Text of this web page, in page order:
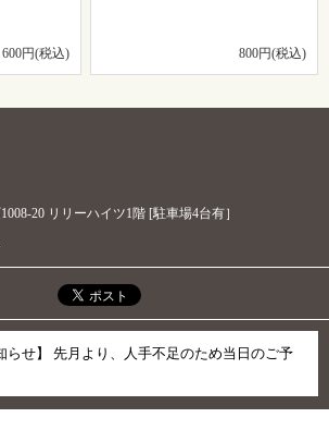
600円(税込) 800円(税込)
20 リリーハイツ1階 [駐車場4台有］
らせ】 先月より、人手不足のため当日のご予